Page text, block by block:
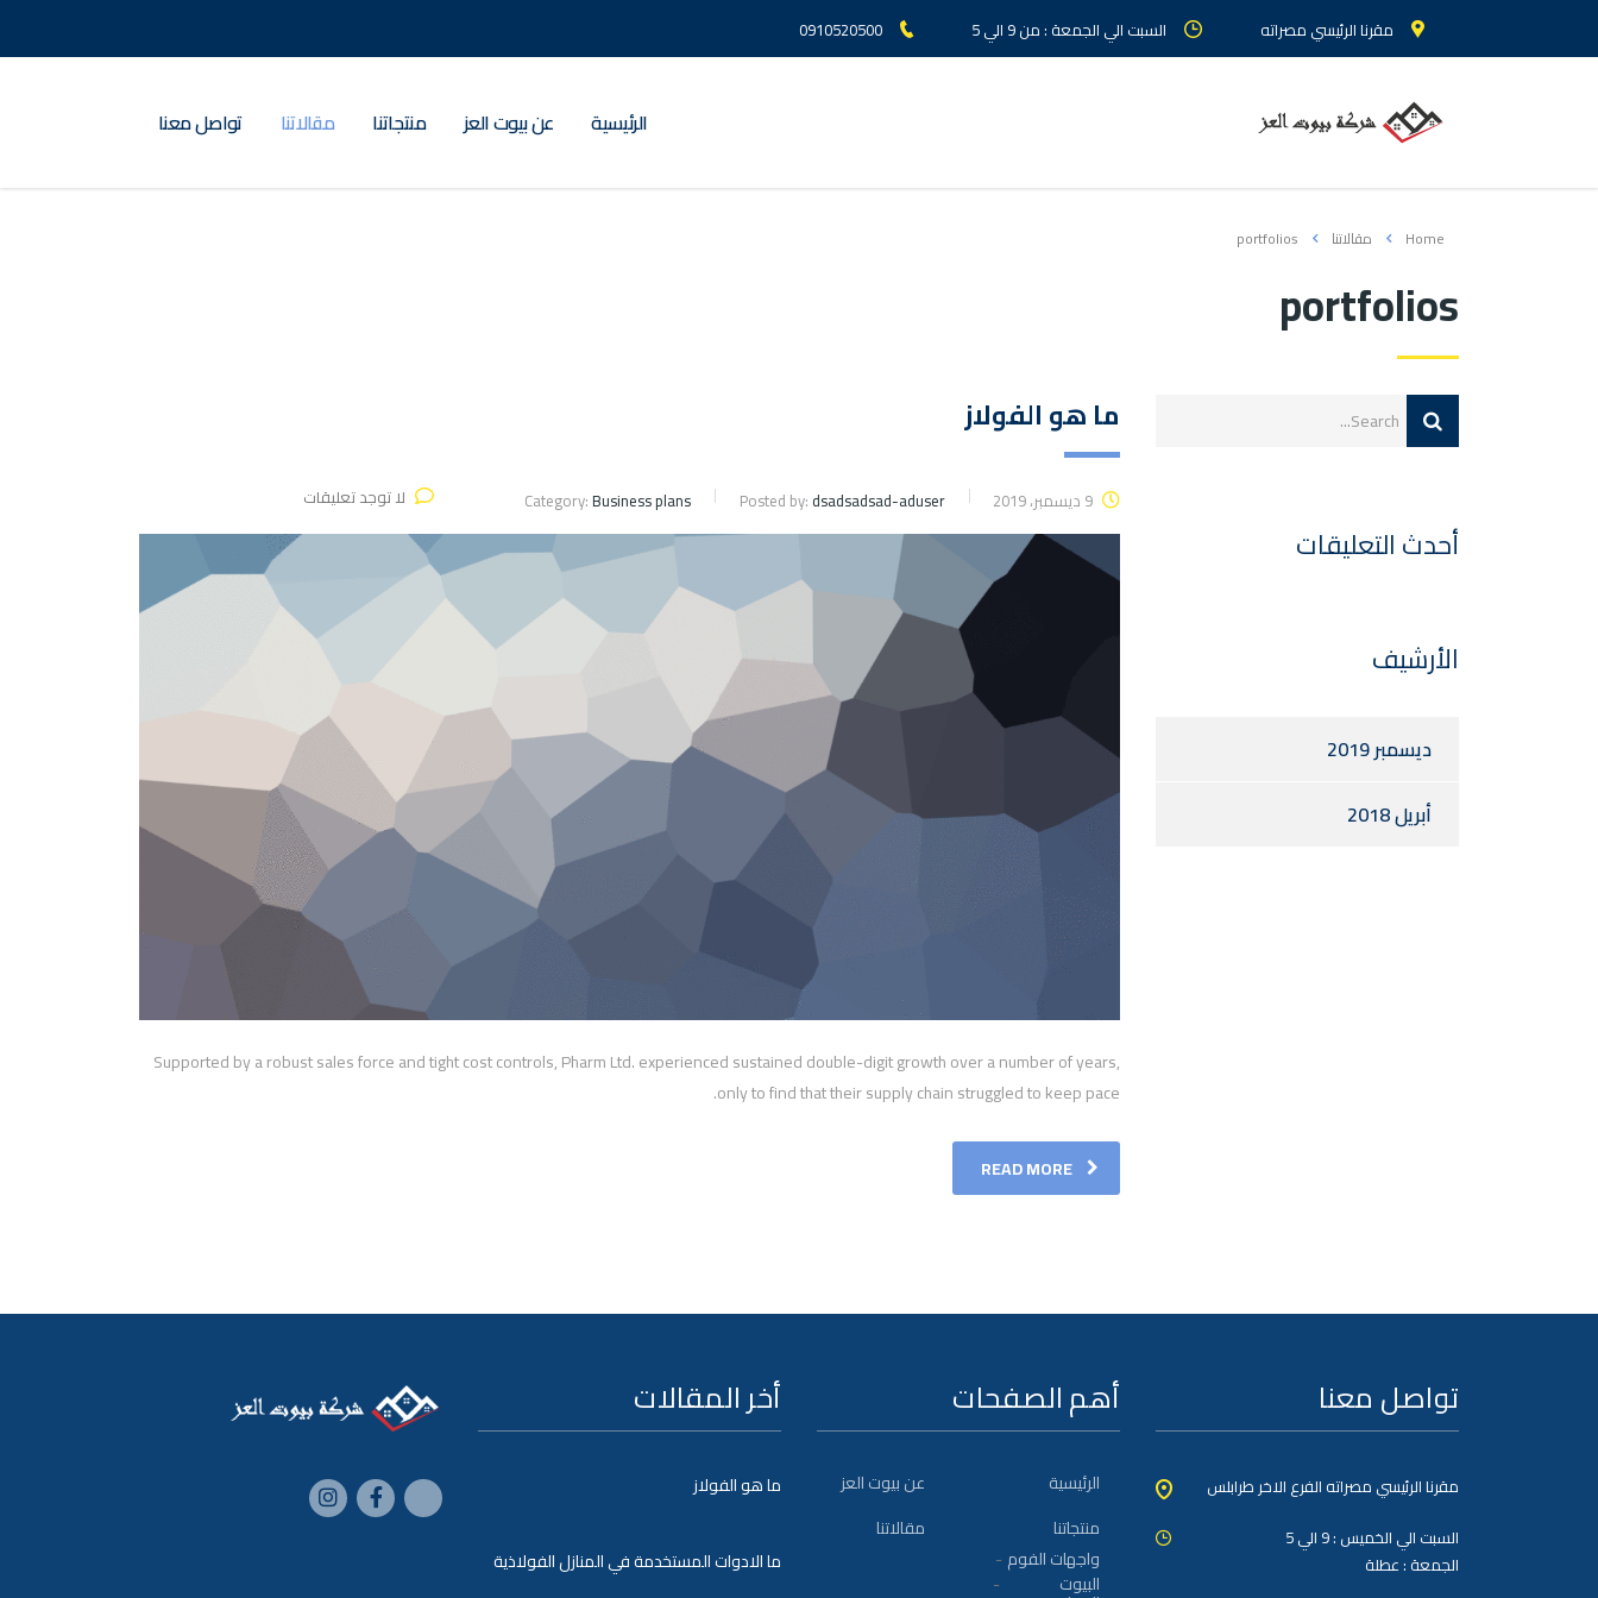
مقرنا الرئيسي مصراته السبت الي الجمعة : من 9 الي 5 0910520500
الرئيسية عن بيوت العز منتجاتنا مقالاتنا تواصل معنا
Home مقالاتنا portfolios
portfolios
ما هو الفولاز
Posted by: dsadsadsad-aduser
Category:Business plans لا توجد تعليقات
Supported by a robust sales force and tight cost controls, Pharm Ltd. experienced sustained double-digit growth over a number of years,
only to find that their supply chain struggled to keep pace.
READ MORE
أحدث التعليقات
الأرشيف
ديسمبر 2019
أبريل 2018
أخر المقالات
ما هو الفولاز
ما الادوات المستخدمة في المنازل الفولاذية
أهم الصفحات
الرئيسية
عن بيوت العز
منتجاتنا
واجهات الفوم
البيوت
مقالاتنا
تواصل معنا
مقرنا الرئيسي مصراته الفرع الاخر طرابلس
السبت الي الخميس : 9 الي 5
الجمعة : عطلة